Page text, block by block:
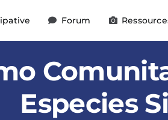
Forum
Especies